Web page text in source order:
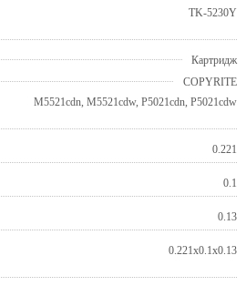
TK-5230Y
Картридж
COPYRITE
M5521cdn, M5521cdw, P5021cdn, P5021cdw
0.221
0.1
0.13
0.221x0.1x0.13